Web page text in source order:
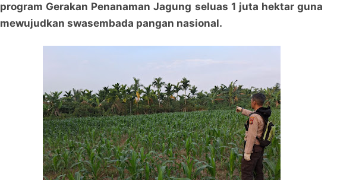
program Gerakan Penanaman Jagung seluas 1 juta hektar guna
mewujudkan swasembada pangan nasional.